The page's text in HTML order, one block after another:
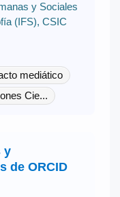
y Sociales
(IFS), CSIC
mediático
Cie...
y
de ORCID